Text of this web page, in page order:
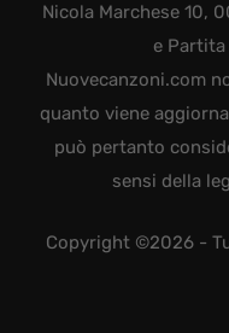
Nicola Marchese 10,
e Partita
Nuovecanzoni.com
quanto viene
può pertanto
sensi della
Copyright ©2026 -